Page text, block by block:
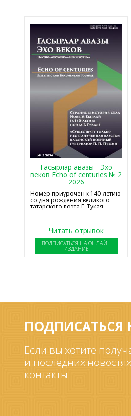
Гасырлар авазы - Эхо
веков Echo of centuries № 2
2026
Номер приурочен к 140-летию
со дня рождения великого
татарского поэта Г. Тукая
Читать отрывок
ПОДПИСАТЬСЯ НА ОНЛАЙН
ИЗДАНИЕ
ПОДПИСАТЬСЯ
Если вы хотите
и последних
контакты.